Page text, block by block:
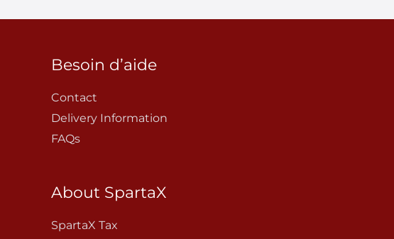
Besoin d’aide
Contact
Delivery Information
FAQs
About SpartaX
SpartaX Tax